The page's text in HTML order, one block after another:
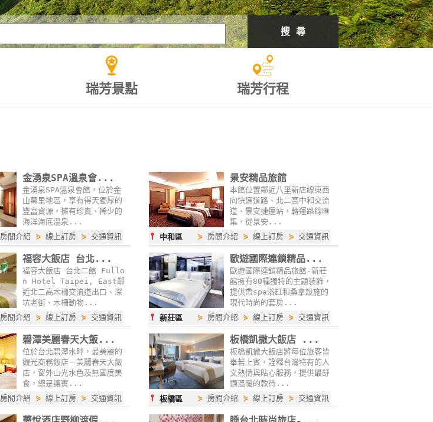
搜 尋
瑞芳景點 瑞芳行程
金湧泉SPA溫泉會...
金湧泉SPA溫泉會館，位於金
山萬里地區，享有得天獨厚的
豐富資源，擁有珍貴、稀少的
海洋海底溫泉...
房間介紹 ⋟ 線上訂房 ⋟ 交通資訊
景安精品旅館
本館位置鄰近八里新店線東西
向快速道路、北二高中和交流
道、景安捷運站，轉運路線匯
集，從景安...
⫯ 中和區 ⋟ 房間介紹 ⋟線上訂房 ⋟ 交通資訊
福容大飯店 台北...
福容大飯店 台北二館 Fullo
n Hotel Taipei, East鄰
近北二高木柵交流道出口、深
坑老街、木柵動物...
房間介紹 ⋟ 線上訂房 ⋟ 交通資訊
歐遊國際連鎖精品...
歐遊國際連鎖精品旅館-新莊
館擁有80種獨特的主題裝飾，
提供帶spa浴缸和桑拿設施的
現代時尚的套房...
⫯新莊區 ⋟ 房間介紹 ⋟線上訂房 ⋟ 交通資訊
碧潭美麗春天大飯...
位於台北碧潭水畔，最美麗的
觀光商務飯店－美麗春天大飯
店，窗外山光水色及無國度美
食，總是讓賓...
房間介紹 ⋟ 線上訂房 ⋟ 交通資訊
板橋凱撒大飯店 ...
板橋凱撒大飯店將每位旅客皆
奉若上賓，詮釋台灣特有的人
文熱情與貼心服務，提供最舒
適溫暖的款待...
⫯板橋區 ⋟ 房間介紹 ⋟線上訂房 ⋟ 交通資訊